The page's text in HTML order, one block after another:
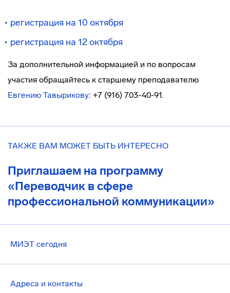
регистрация на 10 октября
регистрация на 12 октября
За дополнительной информацией и по вопросам
участия обращайтесь к старшему преподавателю
Евгению Тавырикову: +7 (916) 703-40-91.
ТАКЖЕ ВАМ МОЖЕТ БЫТЬ ИНТЕРЕСНО
Приглашаем на программу
«Переводчик в сфере
профессиональной коммуникации»
МИЭТ сегодня
Адреса и контакты